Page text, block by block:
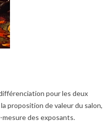
pour les deux
proposition de valeur du salon,
mesure des exposants.